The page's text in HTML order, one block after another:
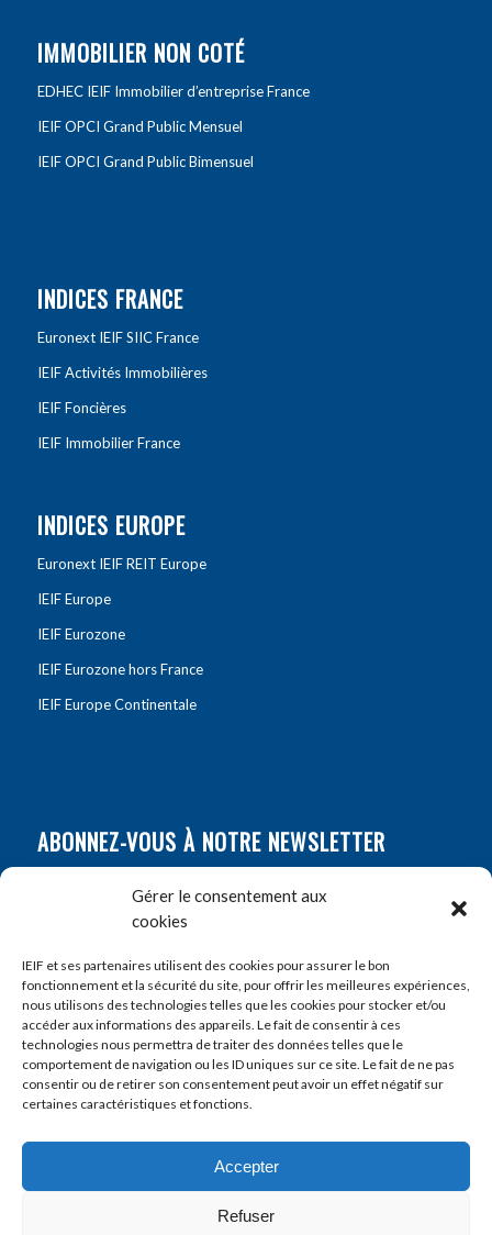
Gérer le consentement aux
cookies
IEIF et ses partenaires utilisent des cookies pour assurer le bon
fonctionnement et la sécurité du site, pour offrir les meilleures expériences,
nous utilisons des technologies telles que les cookies pour stocker et/ou
accéder aux informations des appareils. Le fait de consentir à ces
technologies nous permettra de traiter des données telles que le
comportement de navigation ou les ID uniques sur ce site. Le fait de ne pas
consentir ou de retirer son consentement peut avoir un effet négatif sur
certaines caractéristiques et fonctions.
Accepter
Refuser
IMMOBILIER NON COTÉ
EDHEC IEIF Immobilier d’entreprise France
IEIF OPCI Grand Public Mensuel
IEIF OPCI Grand Public Bimensuel
INDICES FRANCE
Euronext IEIF SIIC France
IEIF Activités Immobilières
IEIF Foncières
IEIF Immobilier France
INDICES EUROPE
Euronext IEIF REIT Europe
IEIF Europe
IEIF Eurozone
IEIF Eurozone hors France
IEIF Europe Continentale
ABONNEZ-VOUS À NOTRE NEWSLETTER
Prénom*
E-mail*